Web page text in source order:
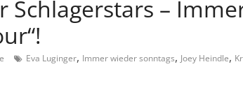
Schlagerstars –
Eva Luginger, Immer wieder sonntags, Joey Heindle,